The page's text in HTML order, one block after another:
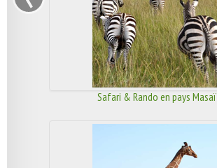
Safari & Rando en pays Masaï